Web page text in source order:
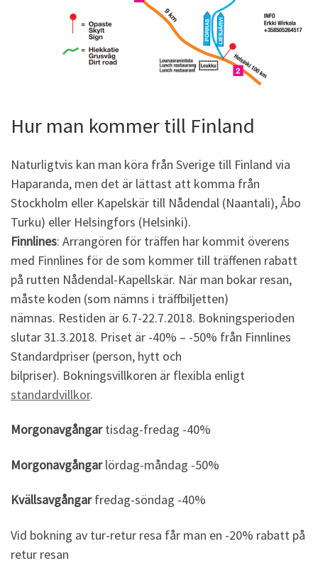
Hur man kommer till Finland
Naturligtvis kan man köra från Sverige till Finland via
Haparanda, men det är lättast att komma från
Stockholm eller Kapelskär till Nådendal (Naantali), Åbo
Turku) eller Helsingfors (Helsinki).
Finnlines: Arrangören för träffen har kommit överens
med Finnlines för de som kommer till träffenen rabatt
på rutten Nådendal-Kapellskär. När man bokar resan,
måste koden (som nämns i träffbiljetten)
nämnas. Restiden är 6.7-22.7.2018. Bokningsperioden
slutar 31.3.2018. Priset är -40% – -50% från Finnlines
Standardpriser (person, hytt och
bilpriser). Bokningsvillkoren är flexibla enligt
standardvillkor.
Morgonavgångartisdag-fredag ​​-40%
Morgonavgångarlördag-måndag -50%
Kvällsavgångarfredag-söndag -40%
Vid bokning av tur-retur resa får man en -20% rabatt på
retur resan